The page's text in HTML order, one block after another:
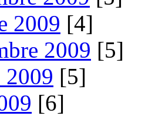
2009 [4]
2009 [5]
[5]
[6]